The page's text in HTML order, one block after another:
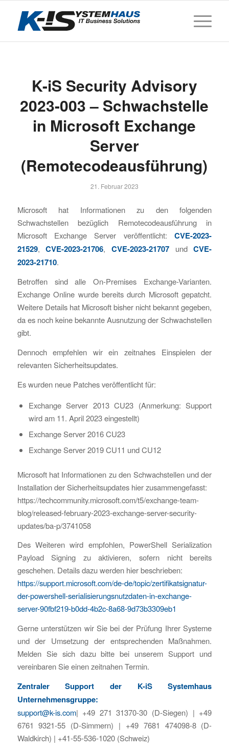
K-iS Security Advisory
2023-003 – Schwachstelle
in Microsoft Exchange
Server
(Remotecodeausführung)
21. Februar 2023
Microsoft hat Informationen zu den folgenden
Schwachstellen bezüglich Remotecodeausführung in
Microsoft Exchange Server veröffentlicht:CVE-2023-
21529,CVE-2023-21706, CVE-2023-21707 undCVE-
2023-21710.
Betroffen sind alle On-Premises Exchange-Varianten.
Exchange Online wurde bereits durch Microsoft gepatcht.
Weitere Details hat Microsoft bisher nicht bekannt gegeben,
da es noch keine bekannte Ausnutzung der Schwachstellen
gibt.
Dennoch empfehlen wir ein zeitnahes Einspielen der
relevanten Sicherheitsupdates.
Es wurden neue Patches veröffentlicht für:
Exchange Server 2013 CU23 (Anmerkung: Support
wird am 11. April 2023 eingestellt)
Exchange Server 2016 CU23
Exchange Server 2019 CU11 und CU12
Microsoft hat Informationen zu den Schwachstellen und der
Installation der Sicherheitsupdates hier zusammengefasst:
https://techcommunity.microsoft.com/t5/exchange-team-
blog/released-february-2023-exchange-server-security-
updates/ba-p/3741058
Des Weiteren wird empfohlen, PowerShell Serialization
Payload Signing zu aktivieren, sofern nicht bereits
geschehen. Details dazu werden hier beschrieben:
https://support.microsoft.com/de-de/topic/zertifikatsignatur-
der-powershell-serialisierungsnutzdaten-in-exchange-
server-90fbf219-b0dd-4b2c-8a68-9d73b3309eb1
Gerne unterstützen wir Sie bei der Prüfung Ihrer Systeme
und der Umsetzung der entsprechenden Maßnahmen.
Melden Sie sich dazu bitte bei unserem Support und
vereinbaren Sie einen zeitnahen Termin.
Zentraler Support der K-iS Systemhaus
Unternehmensgruppe:
support@k-is.com| +49 271 31370-30 (D-Siegen) | +49
6761 9321-55 (D-Simmern) | +49 7681 474098-8 (D-
Waldkirch) | +41-55-536-1020 (Schweiz)